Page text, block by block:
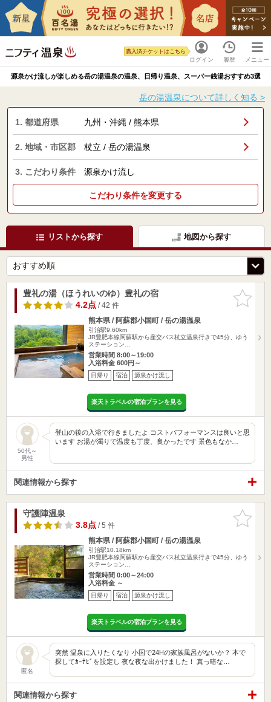
ログイン
購入済チケットはこちら
履歴 メニュー
源泉かけ流しが楽しめる岳の湯温泉の温泉、日帰り温泉、スーパー銭湯おすすめ3選
岳の湯温泉について詳しく知る >
1. 都道府県 九州・沖縄 / 熊本県
2. 地域・市区郡 杖立 / 岳の湯温泉
3. こだわり条件 源泉かけ流し
こだわり条件を変更する
リストから探す 地図から探す
お気に入
りに追加
豊礼の湯（ほうれいのゆ）豊礼の宿
4.2点/ 42 件
熊本県 / 阿蘇郡小国町 / 岳の湯温泉
引治駅9.60km
JR豊肥本線阿蘇駅から産交バス杖立温泉行きで45分、ゆう
ステーション…
営業時間 8:00～19:00
入浴料金 600円～
日帰り 宿泊 源泉かけ流し
楽天トラベルの宿泊プランを見る
50代～
男性
登山の後の入浴で行きましたよ コストパフォーマンスは良いと思
います お湯が濁りで温度も丁度、良かったです 景色もなか…
関連情報から探す
お気に入
りに追加
守護陣温泉
3.8点/ 5 件
熊本県 / 阿蘇郡小国町 / 岳の湯温泉
引治駅10.18km
JR豊肥本線阿蘇駅から産交バス杖立温泉行きで45分、ゆう
ステーション…
営業時間 0:00～24:00
入浴料金 ～
日帰り 宿泊 源泉かけ流し
楽天トラベルの宿泊プランを見る
匿名
突然 温泉に入りたくなり 小国で24Hの家族風呂がないか？ 本で
探してｶｰﾅﾋﾞを設定し 夜な夜な出かけました！ 真っ暗な…
関連情報から探す